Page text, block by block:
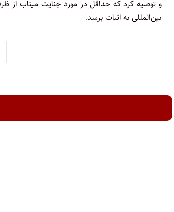
و توصیه کرد که حداقل در مورد جنایت میناب از
بین‌المللی به اثبات برسد.